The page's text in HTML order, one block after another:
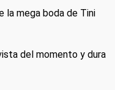
la mega boda de Tini
del momento y dura